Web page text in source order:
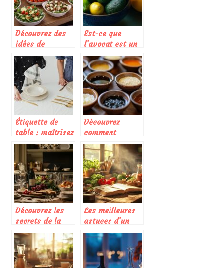
Découvrez des
idées de
salades
composées pour
sublimer vos
buffets et
barbecues
Est-ce que
l’avocat est un
agrume ?
Étiquette de
table : maîtrisez
l’art du repas
formel avec
style
Découvrez
comment
sublimer vos
plats avec des
sauces
japonaises
authentiques
Découvrez les
secrets de la
gastronomie
bordelaise pour
un dîner réussi
Les meilleures
astuces d’un
blog cuisine
pour réussir vos
plats à la
maison